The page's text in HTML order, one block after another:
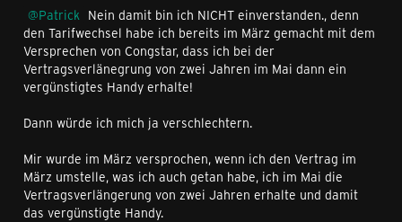
einverstanden:
VVL zum Allnet Flat M mit GB+ 105GB für 24,00€/Monat.
Das Gerät gibt es leider nicht mehr in Pantone Bronze
grün, verfügbar ist da in der 512 GB-Version im Moment
Einmalzahlung 289,00€ anstatt 469,00€. Es kann auch
wünscht.
Wenn ich das Zusammengefasste bestellen soll,
bestätige mir bitte in einem Satz das du folgende Links
gelesen und akzeptiert hast:
Patrick Nein damit bin ich NICHT einverstanden., denn
den Tarifwechsel habe ich bereits im März gemacht mit dem
Versprechen von Congstar, dass ich bei der
Vertragsverlänegrung von zwei Jahren im Mai dann ein
vergünstigtes Handy erhalte!
Dann würde ich mich ja verschlechtern.
Mir wurde im März versprochen, wenn ich den Vertrag im
März umstelle, was ich auch getan habe, ich im Mai die
Vertragsverlängerung von zwei Jahren erhalte und damit
das vergünstigte Handy.